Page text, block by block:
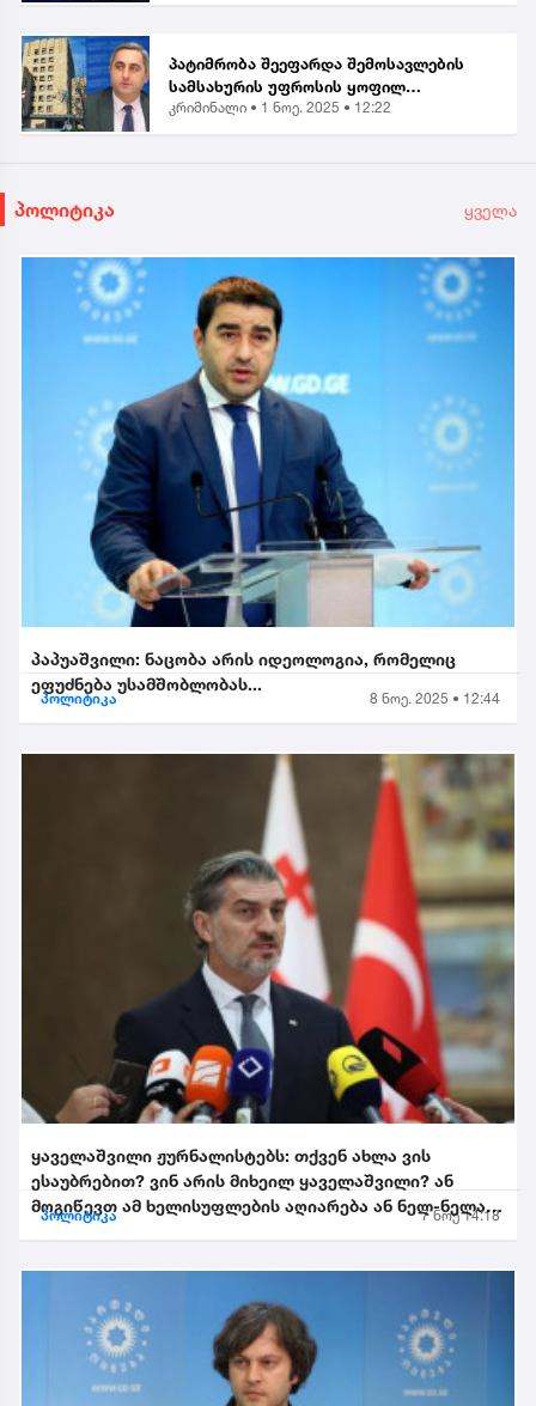
პატიმრობა შეეფარდა შემოსავლების
სამსახურის უფროსის ყოფილ
მოადგილეს - ვლადიმერ ხუნდაძეს...
კრიმინალი • 1 ნოე. 2025 • 12:22
პოლიტიკა ყველა
პაპუაშვილი: ნაცობა არის იდეოლოგია, რომელიც
ეფუძნება უსამშობლობას...
პოლიტიკა 8 ნოე. 2025 • 12:44
ყაველაშვილი ჟურნალისტებს: თქვენ ახლა ვის
ესაუბრებით? ვინ არის მიხეილ ყაველაშვილი? ან
მოგიწევთ ამ ხელისუფლების აღიარება ან ნელ-ნელა
პოლიტიკა 7 ნოე 14:18